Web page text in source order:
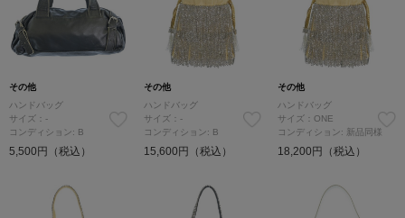
その他
ハンドバッグ
サイズ：-
コンディション: B
5,500円（税込）
その他
ハンドバッグ
サイズ：-
コンディション: B
15,600円（税込）
その他
ハンドバッグ
サイズ：ONE
コンディション: 新品同様
18,200円（税込）